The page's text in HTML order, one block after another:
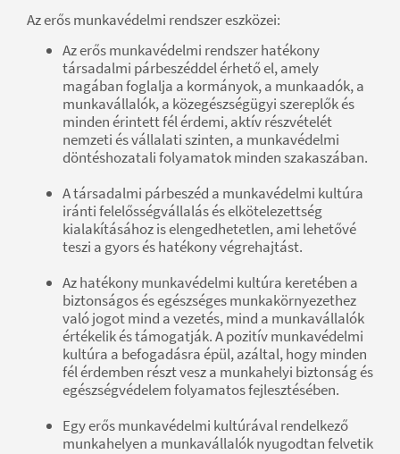
Az erős munkavédelmi rendszer eszközei:
Az erős munkavédelmi rendszer hatékony
társadalmi párbeszéddel érhető el, amely
magában foglalja a kormányok, a munkaadók, a
munkavállalók, a közegészségügyi szereplők és
minden érintett fél érdemi, aktív részvételét
nemzeti és vállalati szinten, a munkavédelmi
döntéshozatali folyamatok minden szakaszában.
A társadalmi párbeszéd a munkavédelmi kultúra
iránti felelősségvállalás és elkötelezettség
kialakításához is elengedhetetlen, ami lehetővé
teszi a gyors és hatékony végrehajtást.
Az hatékony munkavédelmi kultúra keretében a
biztonságos és egészséges munkakörnyezethez
való jogot mind a vezetés, mind a munkavállalók
értékelik és támogatják. A pozitív munkavédelmi
kultúra a befogadásra épül, azáltal, hogy minden
fél érdemben részt vesz a munkahelyi biztonság és
egészségvédelem folyamatos fejlesztésében.
Egy erős munkavédelmi kultúrával rendelkező
munkahelyen a munkavállalók nyugodtan felvetik